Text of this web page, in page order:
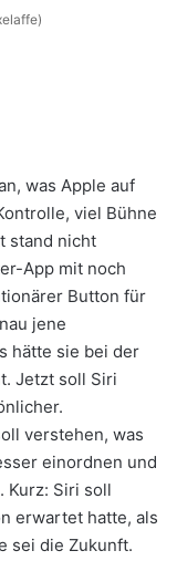
was Apple auf
viel Bühne
stand nicht
App mit noch
Button für
jene
hätte sie bei der
Jetzt soll Siri
verstehen, was
einordnen und
Kurz: Siri soll
erwartet hatte, als
sei die Zukunft.